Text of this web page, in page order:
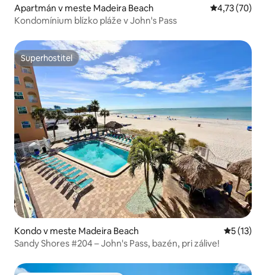
Apartmán v meste Madeira Beach Priemerné
4,73 (70)
Kondomínium blízko pláže v John's Pass
Superhostiteľ
Superhostiteľ
Kondo v meste Madeira Beach
5 (13)
Sandy Shores #204 – John's Pass, bazén, pri zálive!